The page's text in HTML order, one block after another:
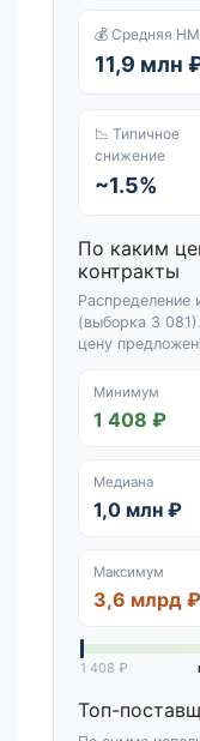
💰 Средняя
11,9 млн
📉 Типичное
снижение
~1.5%
По каким
контракты
Распределение
(выборка 3
цену
Минимум
1 408 ₽
Медиана
1,0 млн ₽
Максимум
3,6 млрд ₽
1 408 ₽
Топ-